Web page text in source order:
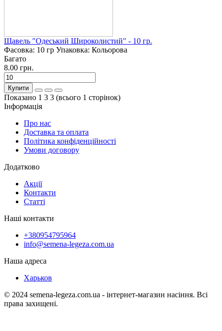
Щавель "Одеський Широколистий" - 10 гр.
Фасовка: 10 гр Упаковка: Кольорова
Багато
8.00 грн.
Купити
Показано 1 3 3 (всього 1 сторінок)
Інформація
Про нас
Доставка та оплата
Політика конфіденційності
Умови договору
Додатково
Акції
Контакти
Статті
Наші контакти
+380954795964
info@semena-legeza.com.ua
Наша адреса
Харьков
© 2024 semena-legeza.com.ua - інтернет-магазин насіння. Всі
права захищені.